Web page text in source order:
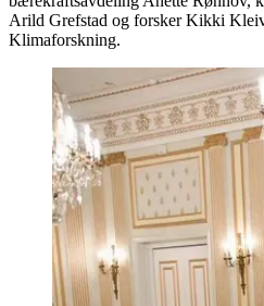
Arild Grefstad og forsker Kikki
Klimaforskning.